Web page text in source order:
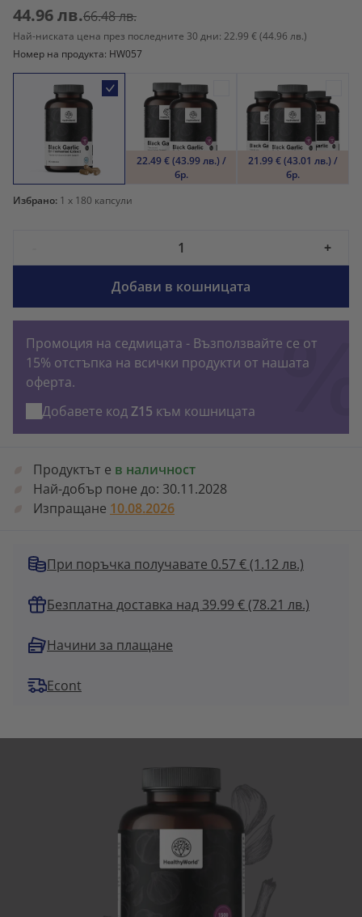
44.96 лв.66.48 лв.
Най-ниската цена през последните 30 дни: 22.99 €(44.96 лв.)
Номер на продукта: HW057
22.49 € (43.99 лв.) /
бр.
21.99 € (43.01 лв.) /
бр.
Избрано: 1 x 180 капсули
+
Добави в кошницата
Промоция на седмицата - Възползвайте се от
15% отстъпка на всички продукти от нашата
оферта.
Добавете кодZ15 към кошницата
Продуктът е в наличност
Най-добър поне до: 30.11.2028
Изпращане 10.08.2026
При поръчка получавате 0.57 €(1.12 лв.)
Безплатна доставка над 39.99 € (78.21 лв.)
Начини за плащане
Econt